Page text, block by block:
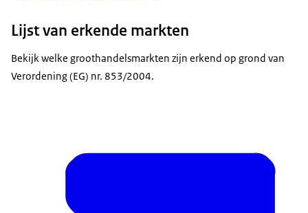
Lijst van erkende markten
Bekijk welke groothandelsmarkten zijn erkend op grond van
Verordening (EG) nr. 853/2004.